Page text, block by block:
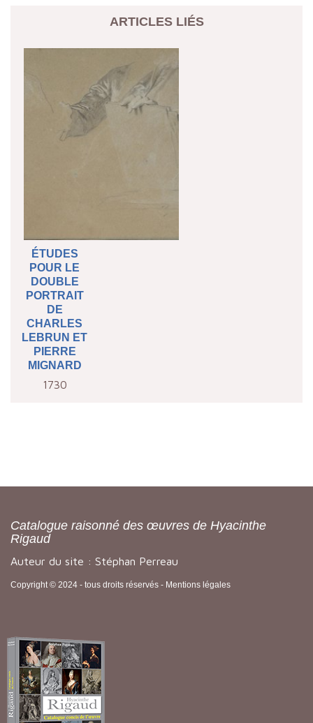
ARTICLES LIÉS
ÉTUDES
POUR LE
DOUBLE
PORTRAIT
DE
CHARLES
LEBRUN ET
PIERRE
MIGNARD
1730
Catalogue raisonné des œuvres de Hyacinthe
Rigaud
Auteur du site : Stéphan Perreau
Copyright © 2024 - tous droits réservés - Mentions légales